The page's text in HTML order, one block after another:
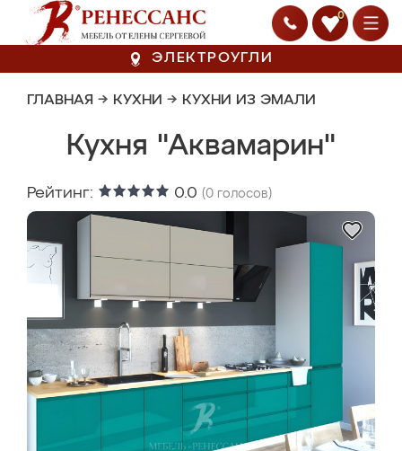
0
ЭЛЕКТРОУГЛИ
ГЛАВНАЯ → КУХНИ → КУХНИ ИЗ ЭМАЛИ
Кухня "Аквамарин"
Рейтинг: 0.0 (0 голосов)